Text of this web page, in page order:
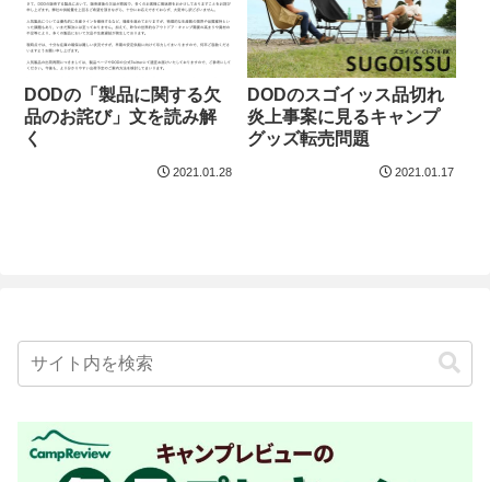
DODの「製品に関する欠
品のお詫び」文を読み解
く
2021.01.28
DODのスゴイッス品切れ
炎上事案に見るキャンプ
グッズ転売問題
2021.01.17